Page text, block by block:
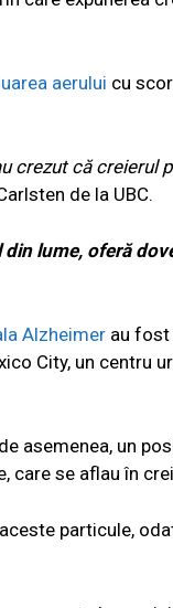
aerului cu
crezut că creierul
de la UBC.
lume, oferă
Alzheimer au fost
City, un centru
asemenea, un
care se aflau în
particule,